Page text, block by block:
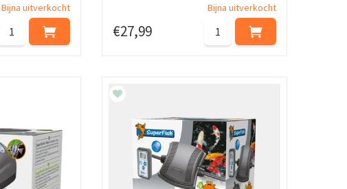
Bijna uitverkocht
€27,99
Bijna uitverkocht